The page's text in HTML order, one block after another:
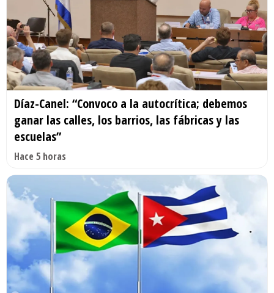
Díaz-Canel: “Convoco a la autocrítica; debemos
ganar las calles, los barrios, las fábricas y las
escuelas”
Hace 5 horas